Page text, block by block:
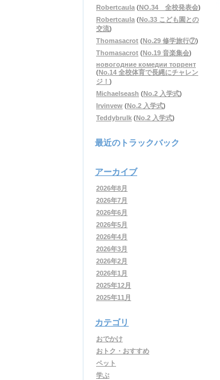
Robertcaula (NO.34 全校発表会)
Robertcaula (No.33 こども園との
交流)
Thomasacrot (No.29 修学旅行⑦)
Thomasacrot (No.19 音楽集会)
новогодние комедии торрент
(No.14 全校体育で長縄にチャレン
ジ！ )
Michaelseash (No.2 入学式)
Irvinvew (No.2 入学式)
Teddybrulk (No.2 入学式)
最近のトラックバック
アーカイブ
2026年8月
2026年7月
2026年6月
2026年5月
2026年4月
2026年3月
2026年2月
2026年1月
2025年12月
2025年11月
カテゴリ
おでかけ
おトク・おすすめ
ペット
学ぶ